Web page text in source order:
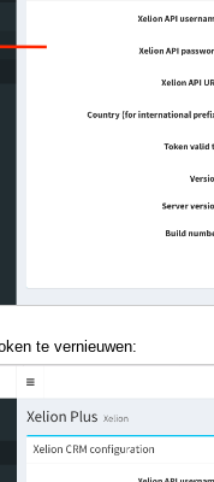
te vernieuwen: